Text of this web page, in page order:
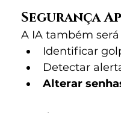
Segurança
A IA também
Identificar
Detectar
Alterar